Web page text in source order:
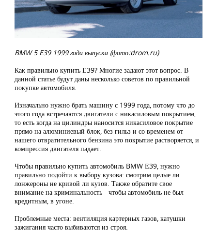
BMW 5 E39 1999 года выпуска (фото:drom.ru)
Как правильно купить Е39? Многие задают этот вопрос. В
данной статье будут даны несколько советов по правильной
покупке автомобиля.
Изначально нужно брать машину с 1999 года, потому что до
этого года встречаются двигатели с никасиловым покрытием,
то есть когда на цилиндры наносится никасиловое покрытие
прямо на алюминиевый блок, без гильз и со временем от
нашего отвратительного бензина это покрытие растворяется, и
компрессия двигателя падает.
Чтобы правильно купить автомобиль BMW Е39, нужно
правильно подойти к выбору кузова: смотрим целые ли
лонжероны не кривой ли кузов. Также обратите свое
внимание на криминальность - чтобы автомобиль не был
кредитным, в угоне.
Проблемные места: вентиляция картерных газов, катушки
зажигания часто выбиваются из строя.